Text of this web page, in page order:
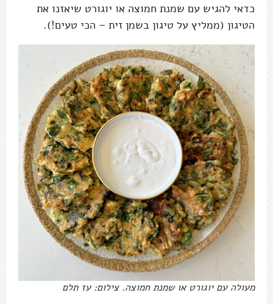
כדאי להגיש עם שמנת חמוצה או יוגורט שיאזנו את
הטיגון (ממליץ על טיגון בשמן זית – הכי טעים!).
מעולה עם יוגורט או שמנת חמוצה. צילום: עז תלם